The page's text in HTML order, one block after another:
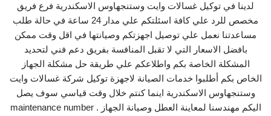
لدينا في توكيل غسالات وايت وستنجهاوس الاسكندرية فرع فريق
مخصص للرد علي كافة اسئلتكم علي مدار 24 ساعة في حالة طلب
مساعدتنا نعمل علي توصيل اجهزتكم وصيانتها في اقل وقت ممكن
بافضل الاسعار التي لا تقبل المنافسة بفريق دعم فني لتحديد
المشكلة الخاصة بكم واطلاعكم علي طريقة حل مشكلة الجهاز
الخاص بكم أطلبوا خدمات الصيانة لاجهزة توكيل شركة غسالات وايت
وستنجهاوس الاسكندرية اينما كنتم خلال وقت قياسي سوف يصل
اليكم مهندسنا لمعاينة العطل وصيانة الجهاز . maintenance number